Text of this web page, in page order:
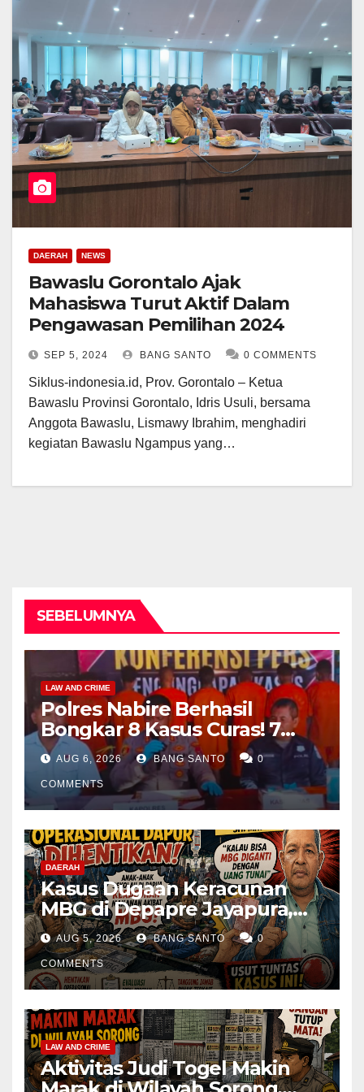
DAERAH NEWS
Bawaslu Gorontalo Ajak
Mahasiswa Turut Aktif Dalam
Pengawasan Pemilihan 2024
SEP 5, 2024 BANG SANTO 0 COMMENTS
Siklus-indonesia.id, Prov. Gorontalo – Ketua
Bawaslu Provinsi Gorontalo, Idris Usuli, bersama
Anggota Bawaslu, Lismawy Ibrahim, menghadiri
kegiatan Bawaslu Ngampus yang…
SEBELUMNYA
LAW AND CRIME
Polres Nabire Berhasil
Bongkar 8 Kasus Curas! 7
Pelaku Ditangkap, 62 Motor
Kembali Diamankan
AUG 6, 2026 BANG SANTO 0
COMMENTS
DAERAH
Kasus Dugaan Keracunan
MBG di Depapre Jayapura,
Aktivis Papua Minta
Operasional Dapur
Dihentikan & Evaluasi
Menyeluruh
AUG 5, 2026 BANG SANTO 0
COMMENTS
LAW AND CRIME
Aktivitas Judi Togel Makin